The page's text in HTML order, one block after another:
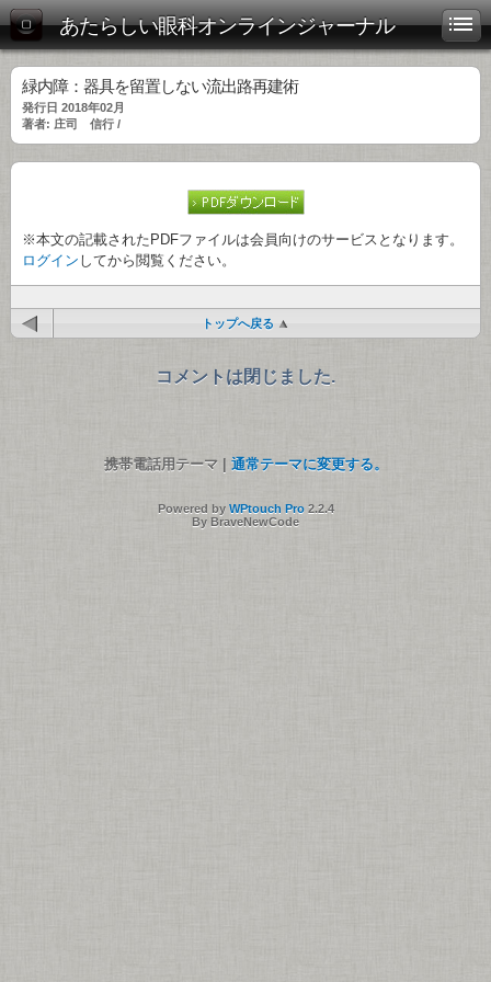
あたらしい眼科オンラインジャーナル
緑内障：器具を留置しない流出路再建術
発行日 2018年02月
著者: 庄司 信行 /
※本文の記載されたPDFファイルは会員向けのサービスとなります。
ログイン してから閲覧ください。
トップへ戻る
コメントは閉じました.
携帯電話用テーマ | 通常テーマに変更する。
Powered by WPtouch Pro2.2.4
By BraveNewCode